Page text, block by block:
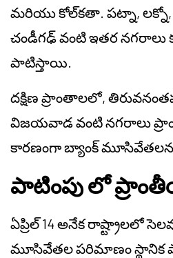
మరియు కోల్‌కతా. పట్నా,
చండీగఢ్ వంటి ఇతర నగరాలు
పాటిస్తాయి.
దక్షిణ ప్రాంతాలలో,
విజయవాడ వంటి నగరాలు
కారణంగా బ్యాంక్
పాటింపు లో
ఏప్రిల్ 14 అనేక రాష్ట్రాలలో
మూసివేతల పరిమాణం స్థానిక